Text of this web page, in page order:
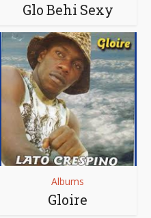
Glo Behi Sexy
Albums
Gloire